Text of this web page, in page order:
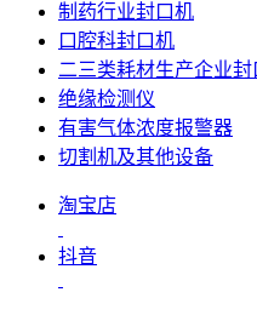
制药行业封口机
口腔科封口机
二三类耗材生产企业封
绝缘检测仪
有害气体浓度报警器
切割机及其他设备
淘宝店
抖音